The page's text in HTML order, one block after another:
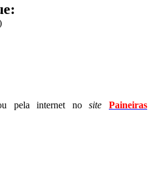
pela internet nositePaineiras